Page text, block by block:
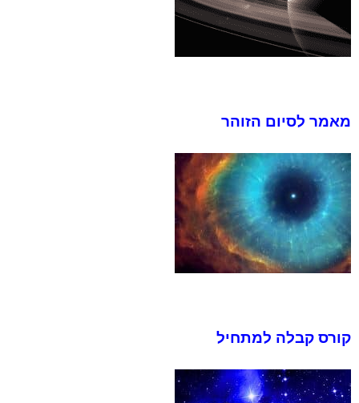
מאמר לסיום הזוהר
קורס קבלה למתחיל